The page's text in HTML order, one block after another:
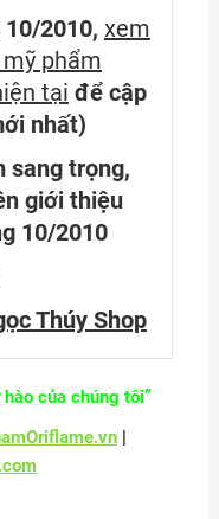
2010, xem
phẩm
tại để cập
nhất)
sang trọng,
giới thiệu
10/2010
Thúy Shop
của chúng tôi”
|